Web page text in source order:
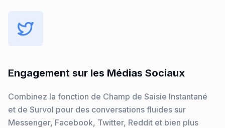
Engagement sur les Médias Sociaux
Combinez la fonction de Champ de Saisie Instantané
et de Survol pour des conversations fluides sur
Messenger, Facebook, Twitter, Reddit et bien plus